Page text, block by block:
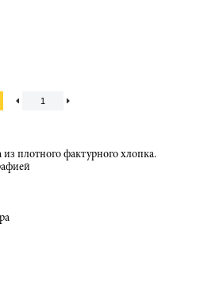
плотного фактурного хлопка.